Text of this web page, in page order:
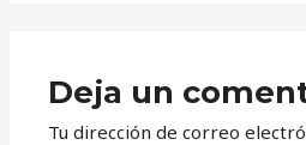
Deja un
Tu dirección de correo